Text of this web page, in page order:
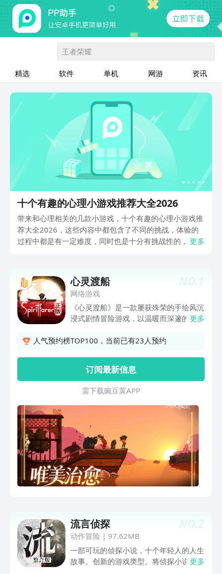
王者荣耀
精选 软件 单机 网游 资讯
十个有趣的心理小游戏推荐大全2026
带来和心理相关的几款小游戏，十个有趣的心理小游戏推
荐大全2026，这些内容中都包含了不同的挑战，体验的
过程中都是有一定难度，同时也是十分有挑战性的，如果
产品，大平台有保障，在九游内可以签到抽奖，玩游戏每
天领工资。
更多
NO.1
心灵渡船
网络游戏
《心灵渡船》是一款屡获殊荣的手绘风沉
浸式剧情冒险游戏，以温暖而深邃的视
化为一场关于爱与陪伴的深刻体验。你将
生死之间的海域。你可以通过耕种、捕
鱼、采矿、烹饪等日常来充实船上的生
活，更在倾听与理解中，走进乘客们背后
的故事。每一次完成的心愿，每一次温暖
的陪伴，都是为了那场终将到来的、珍重
的告别......游戏以屡获奖项肯定的手绘美
术与原创音乐，搭建出冥想般的沉浸世
界；主线约 30 小时，更有大量隐藏内容
等待你用更长的时间慢慢抵达。每一次相
遇都有重量，每一次送别都值得珍重。
【游戏特色】1.沉浸于精巧的手绘世界，
园。3.让耕种、采矿、捕鱼、烹饪、编
织、制作构成你的日常，用多样玩法丰富
整段旅程。4.结识性格各异的伙伴，与他
们一同旅行，倾听他们未诉说的往事，成
更多
人气预约榜TOP100，当前已有23人预约
订阅最新信息
需 下 载 豌 豆 荚 A P P
NO.2
流言侦探
动作冒险 | 97.62MB
一部可玩的侦探小说，十个年轻人的人生
故事。创新的游戏类型。将侦探小说的阅
更多